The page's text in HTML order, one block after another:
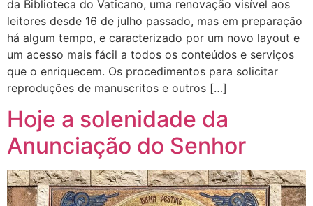
da Biblioteca do Vaticano, uma renovação visível aos
leitores desde 16 de julho passado, mas em preparação
há algum tempo, e caracterizado por um novo layout e
um acesso mais fácil a todos os conteúdos e serviços
que o enriquecem. Os procedimentos para solicitar
reproduções de manuscritos e outros […]
Hoje a solenidade da
Anunciação do Senhor